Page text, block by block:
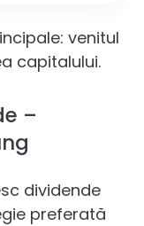
venitul
capitalului.
–
dividende
preferată